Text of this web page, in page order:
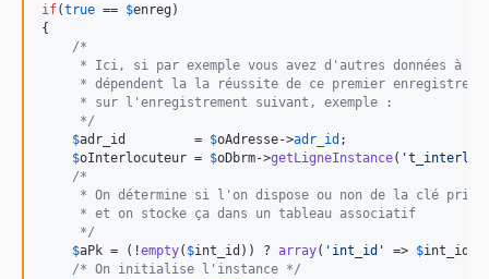
if(true == $enreg )
{
/*
* Ici, si par exemple vous avez d'autres données à
* dépendent la la réussite de ce premier
     * sur l'enregistrement suivant, exemple :
     */
$adr_id
         =
$oAdresse->adr_id ;
$oInterlocuteur = $oDbrm->getLigneInstance( '
/*
* On détermine si l'on dispose ou non de la clé
     * et on stocke ça dans un tableau associatif
     */
$aPk = (!empty( $int_id )) ? array( ' int_id ' => $int_id
/* On initialise l'instance */